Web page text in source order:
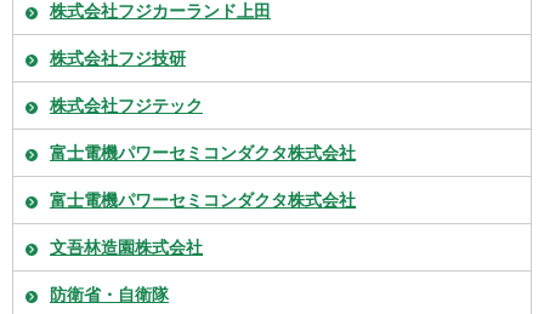
株式会社フジカーランド上田
株式会社フジ技研
株式会社フジテック
富士電機パワーセミコンダクタ株式会社
富士電機パワーセミコンダクタ株式会社
文吾林造園株式会社
防衛省・自衛隊